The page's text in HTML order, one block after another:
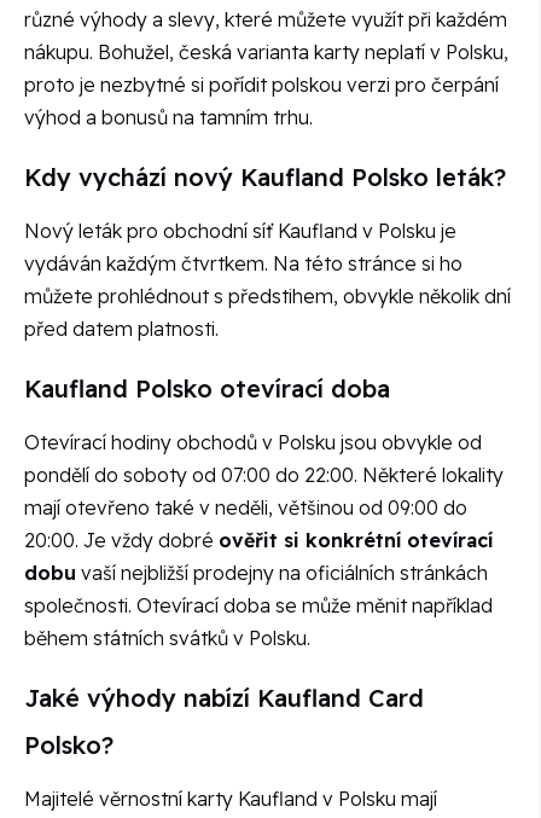
různé výhody a slevy, které můžete využít při každém
nákupu. Bohužel, česká varianta karty neplatí v Polsku,
proto je nezbytné si pořídit polskou verzi pro čerpání
výhod a bonusů na tamním trhu.
Kdy vychází nový Kaufland Polsko leták?
Nový leták pro obchodní síť Kaufland v Polsku je
vydáván každým čtvrtkem. Na této stránce si ho
můžete prohlédnout s předstihem, obvykle několik dní
před datem platnosti.
Kaufland Polsko otevírací doba
Otevírací hodiny obchodů v Polsku jsou obvykle od
pondělí do soboty od 07:00 do 22:00. Některé lokality
mají otevřeno také v neděli, většinou od 09:00 do
20:00. Je vždy dobré ověřit si konkrétní otevírací
dobu vaší nejbližší prodejny na oficiálních stránkách
společnosti. Otevírací doba se může měnit například
během státních svátků v Polsku.
Jaké výhody nabízí Kaufland Card
Polsko?
Majitelé věrnostní karty Kaufland v Polsku mají